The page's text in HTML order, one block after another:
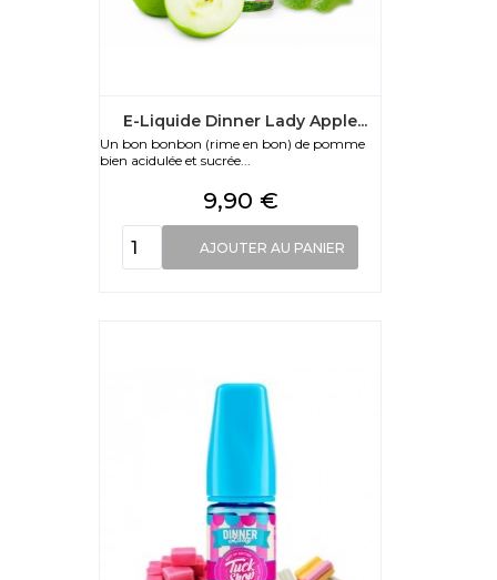
E-Liquide Dinner Lady Apple...
Un bon bonbon (rime en bon) de pomme
bien acidulée et sucrée...
Prix
9,90 €
AJOUTER AU PANIER